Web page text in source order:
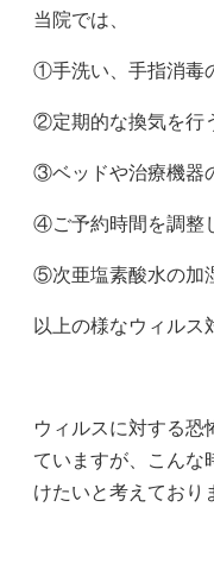
当院では、
①手洗い、手指消毒
②定期的な換気を行
③ベッドや治療機器
④ご予約時間を調整
⑤次亜塩素酸水の加
以上の様なウィルス
ウィルスに対する恐
ていますが、こんな
けたいと考えており